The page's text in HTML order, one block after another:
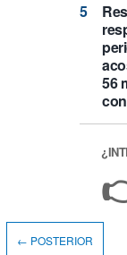
56
← POSTERIOR